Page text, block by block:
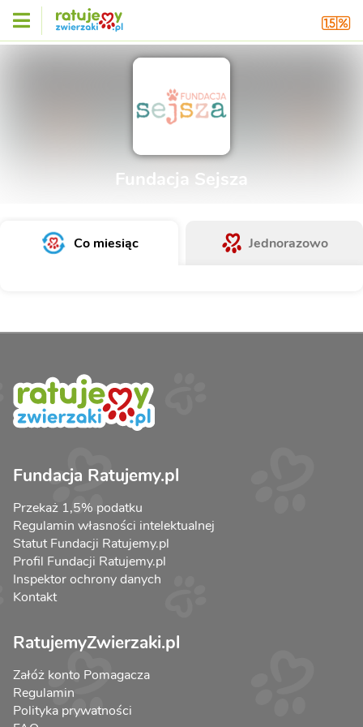
Fundacja Sejsza
Co miesiąc Jednorazowo
Fundacja Ratujemy.pl
Przekaż 1,5% podatku
Regulamin własności intelektualnej
Statut Fundacji Ratujemy.pl
Profil Fundacji Ratujemy.pl
Inspektor ochrony danych
Kontakt
RatujemyZwierzaki.pl
Załóż konto Pomagacza
Regulamin
Polityka prywatności